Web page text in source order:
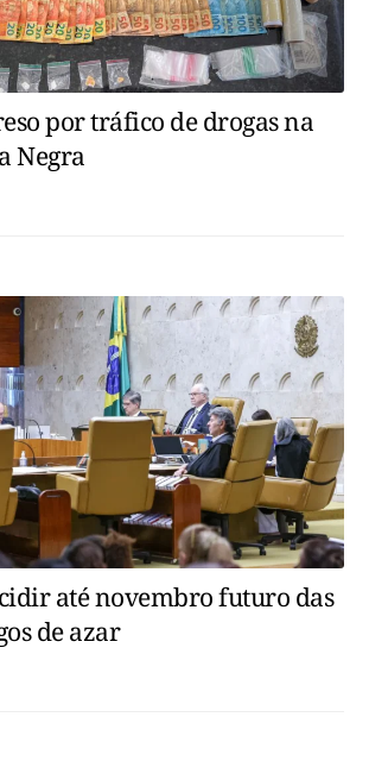
por tráfico de drogas na
Negra
até novembro futuro das
de azar